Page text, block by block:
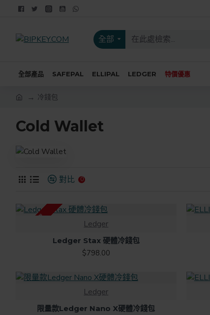
全部
全部產品 SAFEPAL ELLIPAL LEDGER 特價優惠
冷錢包
Cold Wallet
對比 0
Ledger
Ledger Stax 硬體冷錢包
$798.00
Ledger
限量款Ledger Nano X硬體冷錢包